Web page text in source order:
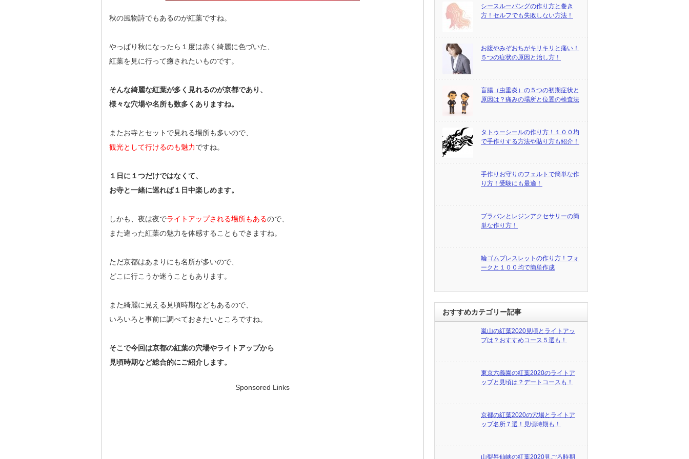
秋の風物詩でもあるのが紅葉ですね。
やっぱり秋になったら１度は赤く綺麗に色づいた、
紅葉を見に行って癒されたいものです。
そんな綺麗な紅葉が多く見れるのが京都であり、
様々な穴場や名所も数多くありますね。
またお寺とセットで見れる場所も多いので、
観光として行けるのも魅力ですね。
１日に１つだけではなくて、
お寺と一緒に巡れば１日中楽しめます。
しかも、夜は夜でライトアップされる場所もあるので、
また違った紅葉の魅力を体感することもできますね。
ただ京都はあまりにも名所が多いので、
どこに行こうか迷うこともあります。
また綺麗に見える見頃時期などもあるので、
いろいろと事前に調べておきたいところですね。
そこで今回は京都の紅葉の穴場やライトアップから
見頃時期など総合的にご紹介します。
Sponsored Links
シースルーバングの作り方と巻き
方！セルフでも失敗しない方法！
お腹やみぞおちがキリキリと痛い！
５つの症状の原因と治し方！
盲腸（虫垂炎）の５つの初期症状と
原因は？痛みの場所と位置の検査法
タトゥーシールの作り方！１００均
で手作りする方法や貼り方も紹介！
手作りお守りのフェルトで簡単な作
り方！受験にも最適！
プラバンとレジンアクセサリーの簡
単な作り方！
輪ゴムブレスレットの作り方！フォ
ークと１００均で簡単作成
おすすめカテゴリー記事
嵐山の紅葉2020見頃とライトアッ
プは？おすすめコース５選も！
東京六義園の紅葉2020のライトア
ップと見頃は？デートコースも！
京都の紅葉2020の穴場とライトア
ップ名所７選！見頃時期も！
山梨昇仙峡の紅葉2020見ごろ時期